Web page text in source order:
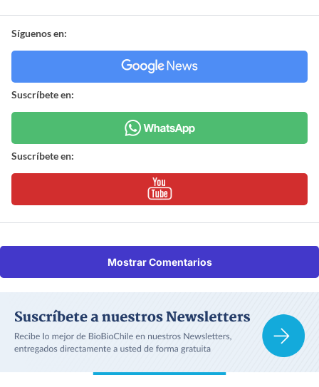
Síguenos en:
Suscríbete en:
Suscríbete en:
Mostrar Comentarios